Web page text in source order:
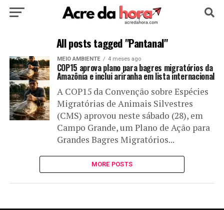
POLÍTICA CULTURA ESPORTE
EDUCAÇÃO NOTÍCIA MUNDO
All posts tagged "Pantanal"
MEIO AMBIENTE 4 meses ago
COP15 aprova plano para bagres migratórios da
Amazônia e inclui ariranha em lista internacional
A COP15 da Convenção sobre Espécies
Migratórias de Animais Silvestres
(CMS) aprovou neste sábado (28), em
Campo Grande, um Plano de Ação para
Grandes Bagres Migratórios...
MORE POSTS